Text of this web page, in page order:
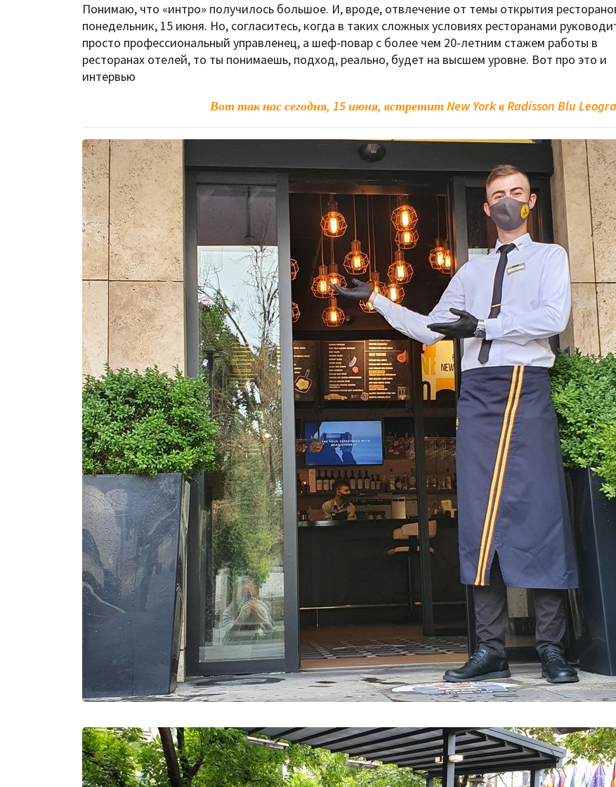
Понимаю, что «интро» получилось большое. И, вроде, отвлечение от темы открытия
понедельник, 15 июня. Но, согласитесь, когда в таких сложных условиях ресторанами
просто профессиональный управленец, а шеф-повар с более чем 20-летним стажем работы в
ресторанах отелей, то ты понимаешь, подход, реально, будет на высшем уровне. Вот про это и
интервью
Вот так нас сегодня, 15 июня, встретит New York в Radisson Blu